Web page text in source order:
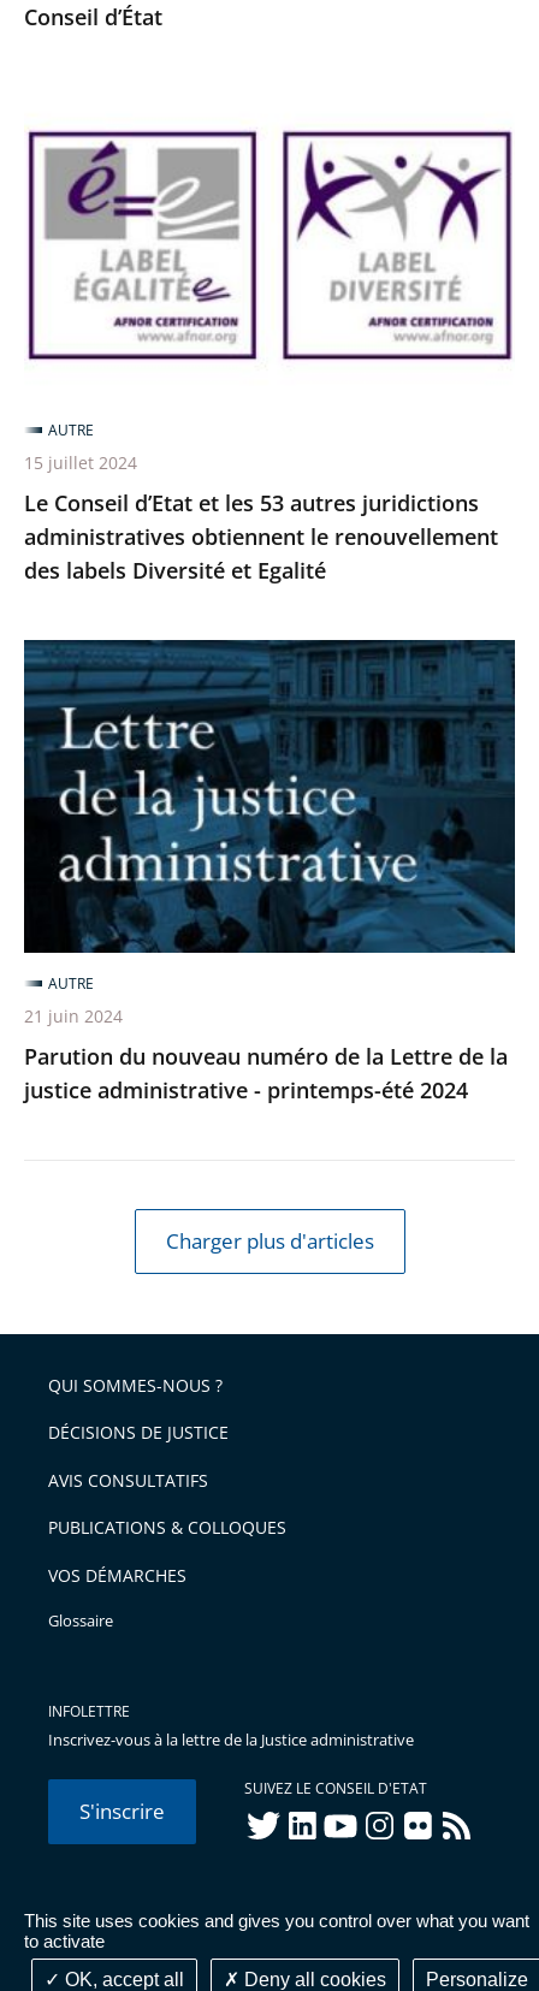
This site uses cookies and gives you control over what you want
to activate
OK, accept all
Deny all cookies Personalize
Conseil d’État
Conseil
les
autres
le
renouvellement
des
labels
Diversité
Egalité
Le Conseil d’Etat et les 53 autres juridictions
administratives obtiennent le renouvellement
des labels Diversité et Egalité
AUTRE
15 juillet 2024
Parution
du
nouveau
numéro
de
Lettre
justice
administrative
-
printemps-
été
Parution du nouveau numéro de la Lettre de la
justice administrative - printemps-été 2024
AUTRE
21 juin 2024
Charger plus d'articles
QUI SOMMES-NOUS ?
DÉCISIONS DE JUSTICE
AVIS CONSULTATIFS
PUBLICATIONS & COLLOQUES
VOS DÉMARCHES
Glossaire
INFOLETTRE
Inscrivez-vous à la lettre de la Justice administrative
S'inscrire
SUIVEZ LE CONSEIL D'ETAT
twitterlinkedInyoutubeinstagram
flickr rss
© Conseil d'État 2026 - Mentions légales
Données
personnelles-Publications administratives-Accessibilité :
partiellement conforme